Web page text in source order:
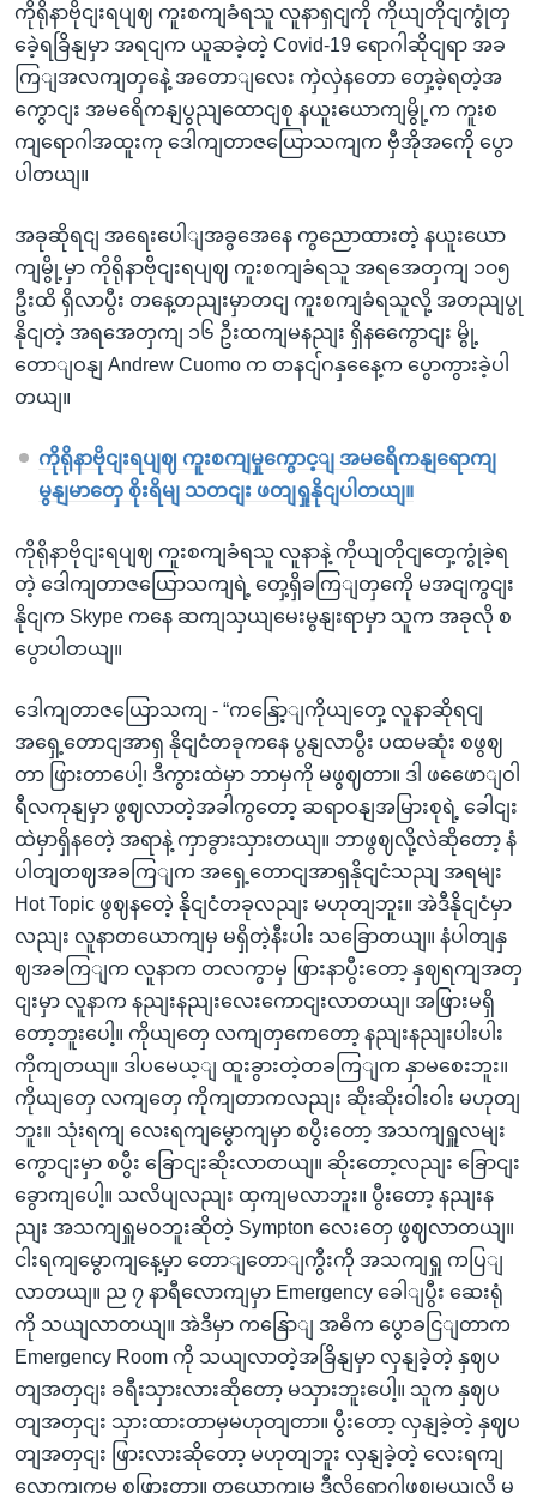
ကိုရိုနာဗိုငျးရပျဈ ကူးစကျခံရသူ လူနာရှငျကို ကိုယျတိုငျကွုံတှ
ခေဲ့ရခြိနျမှာ အရငျက ယူဆခဲ့တဲ့ Covid-19 ရောဂါဆိုငျရာ အခ
ကြျအလကျတှနေဲ့ အတောျလေး ကှဲလှဲနတော တှေ့ခဲ့ရတဲ့အ
ကွောငျး အမရေိကနျပွညျထောငျစု နယူးယောကျမွို့က ကူးစ
ကျရောဂါအထူးကု ဒေါကျတာဇယြောသကျက ဗှီအိုအကေို ပွော
ပါတယျ။
အခုဆိုရငျ အရေးပေါျအခွအေနေ ကွညောထားတဲ့ နယူးယော
ကျမွို့မှာ ကိုရိုနာဗိုငျးရပျဈ ကူးစကျခံရသူ အရအေတှကျ ၁၀၅
ဦးထိ ရှိလာပွီး တနေ့တညျးမှာတငျ ကူးစကျခံရသူလို့ အတညျပွု
နိုငျတဲ့ အရအေတှကျ ၁၆ ဦးထကျမနညျး ရှိနကွေောငျး မွို့
တောျဝနျ Andrew Cuomo က တနငျ်ဂနှနေေ့က ပွောကွားခဲ့ပါ
တယျ။
ကိုရိုနာဗိုငျးရပျဈ ကူးစကျမှုကွောင့ျ အမရေိကနျရောကျ
မွနျမာတှေ စိုးရိမျ သတငျး ဖတျရှုနိုငျပါတယျ။
ကိုရိုနာဗိုငျးရပျဈ ကူးစကျခံရသူ လူနာနဲ့ ကိုယျတိုငျတှေ့ကွုံခဲ့ရ
တဲ့ ဒေါကျတာဇယြောသကျရဲ့ တှေ့ရှိခကြျတှကေို မအငျကွငျး
နိုငျက Skype ကနေ ဆကျသှယျမေးမွနျးရာမှာ သူက အခုလို စ
ပွောပါတယျ။
ဒေါကျတာဇယြောသကျ - “ကနြော့ျကိုယျတှေ့ လူနာဆိုရငျ
အရှေ့တောငျအာရှ နိုငျငံတခုကနေ ပွနျလာပွီး ပထမဆုံး စဖွဈ
တာ ဖြားတာပေါ့၊ ဒီကွားထဲမှာ ဘာမှကို မဖွဈတာ။ ဒါ ဖဖေောျဝါ
ရီလကုနျမှာ ဖွဈလာတဲ့အခါကွတော့ ဆရာဝနျအမြားစုရဲ့ ခေါငျး
ထဲမှာရှိနတေဲ့ အရာနဲ့ ကှာခွားသှားတယျ။ ဘာဖွဈလို့လဲဆိုတော့ နံ
ပါတျတဈအခကြျက အရှေ့တောငျအာရှနိုငျငံသညျ အရမျး
Hot Topic ဖွဈနတေဲ့ နိုငျငံတခုလညျး မဟုတျဘူး။ အဲဒီနိုငျငံမှာ
လညျး လူနာတယောကျမှ မရှိတဲ့နီးပါး သခြောတယျ။ နံပါတျနှ
ဈအခကြျက လူနာက တလကွာမှ ဖြားနာပွီးတော့ နှဈရကျအတှ
ငျးမှာ လူနာက နညျးနညျးလေးကောငျးလာတယျ၊ အဖြားမရှိ
တော့ဘူးပေါ့။ ကိုယျတှေ လကျတှကေတော့ နညျးနညျးပါးပါး
ကိုကျတယျ။ ဒါပမေယ့ျ ထူးခွားတဲ့တခကြျက နှာမစေးဘူး။
ကိုယျတှေ လကျတှေ ကိုကျတာကလညျး ဆိုးဆိုးဝါးဝါး မဟုတျ
ဘူး။ သုံးရကျ လေးရကျမွောကျမှာ စပွီးတော့ အသကျရှူလမျး
ကွောငျးမှာ စပွီး ခြောငျးဆိုးလာတယျ။ ဆိုးတော့လညျး ခြောငျး
ခွောကျပေါ့။ သလိပျလညျး ထှကျမလာဘူး။ ပွီးတော့ နညျးန
ညျး အသကျရှူမဝဘူးဆိုတဲ့ Sympton လေးတှေ ဖွဈလာတယျ။
ငါးရကျမွောကျနေ့မှာ တောျတောျကွီးကို အသကျရှူ ကပြျ
လာတယျ။ ည ၇ နာရီလောကျမှာ Emergency ခေါျပွီး ဆေးရုံ
ကို သယျလာတယျ။ အဲဒီမှာ ကနြောျ အဓိက ပွောခငြျတာက
Emergency Room ကို သယျလာတဲ့အခြိနျမှာ လှနျခဲ့တဲ့ နှဈပ
တျအတှငျး ခရီးသှားလားဆိုတော့ မသှားဘူးပေါ့။ သူက နှဈပ
တျအတှငျး သှားထားတာမှမဟုတျတာ။ ပွီးတော့ လှနျခဲ့တဲ့ နှဈပ
တျအတှငျး ဖြားလားဆိုတော့ မဟုတျဘူး လှနျခဲ့တဲ့ လေးရကျ
လောကျကမှ စဖြားတာ။ တယောကျမှ ဒီလိုရောဂါဖွဈမယျလို့ မ